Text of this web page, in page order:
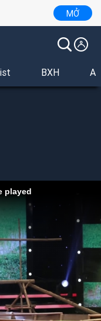
MỞ
BXH
played